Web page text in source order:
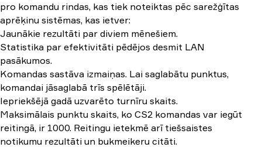
pro komandu rindas, kas tiek noteiktas pēc sarežģītas
aprēķinu sistēmas, kas ietver:
Jaunākie rezultāti par diviem mēnešiem.
Statistika par efektivitāti pēdējos desmit LAN
pasākumos.
Komandas sastāva izmaiņas. Lai saglabātu punktus,
komandai jāsaglabā trīs spēlētāji.
Iepriekšējā gadā uzvarēto turnīru skaits.
Maksimālais punktu skaits, ko СS2 komandas var iegūt
reitingā, ir 1000. Reitingu ietekmē arī tiešsaistes
notikumu rezultāti un bukmeikeru citāti.